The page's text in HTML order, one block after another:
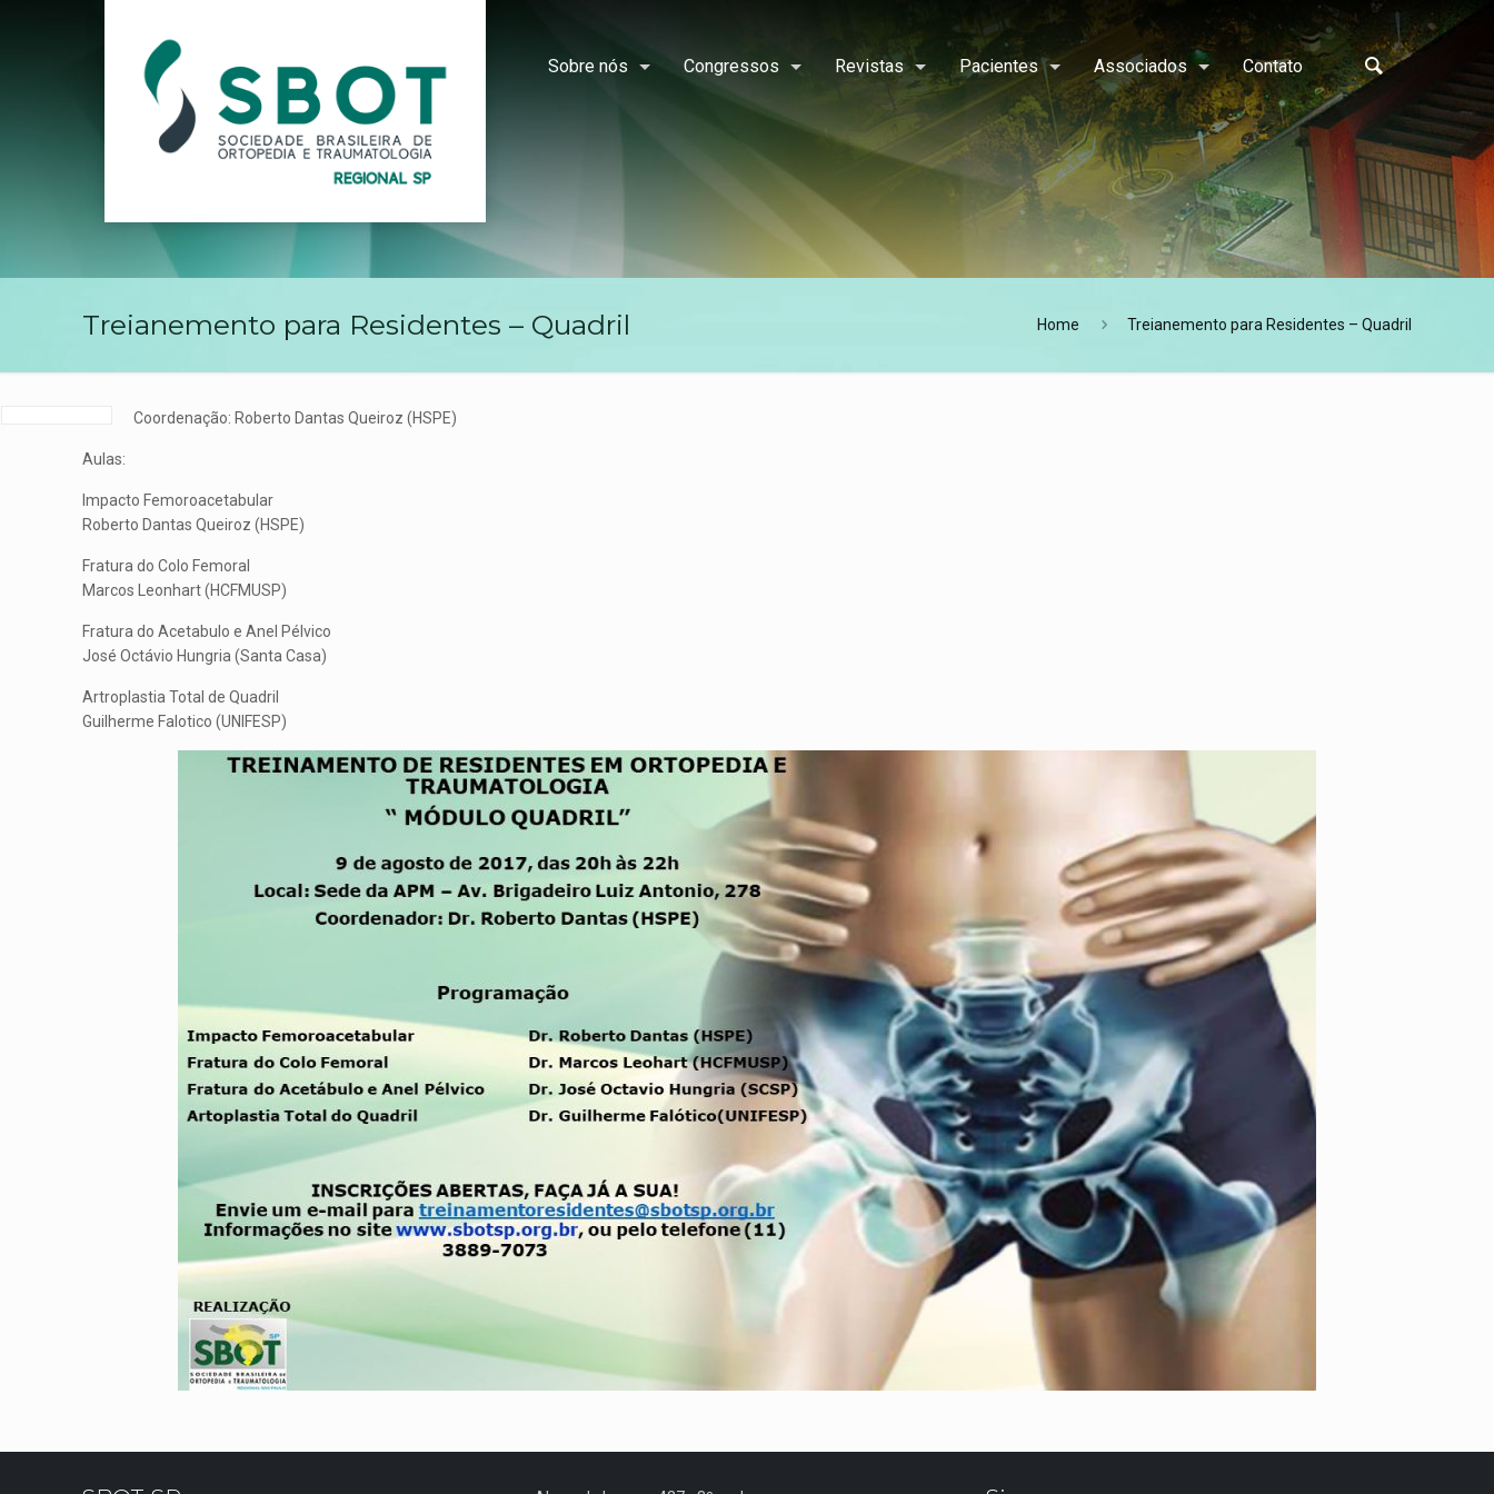
Sobre nós Congressos Revistas Pacientes Associados Contato
Treianemento para Residentes – Quadril Home Treianemento para Residentes – Quadril
Coordenação: Roberto Dantas Queiroz (HSPE)
Aulas:
Impacto Femoroacetabular
Roberto Dantas Queiroz (HSPE)
Fratura do Colo Femoral
Marcos Leonhart (HCFMUSP)
Fratura do Acetabulo e Anel Pélvico
José Octávio Hungria (Santa Casa)
Artroplastia Total de Quadril
Guilherme Falotico (UNIFESP)